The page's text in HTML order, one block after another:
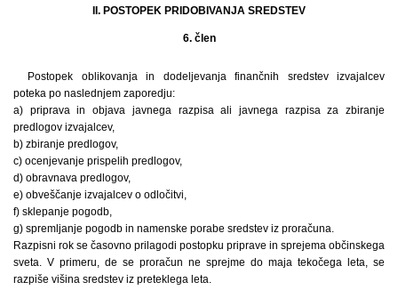
II. POSTOPEK PRIDOBIVANJA SREDSTEV
6. člen
Postopek oblikovanja in dodeljevanja finančnih sredstev izvajalcev
poteka po naslednjem zaporedju:
a) priprava in objava javnega razpisa ali javnega razpisa za zbiranje
predlogov izvajalcev,
b) zbiranje predlogov,
c) ocenjevanje prispelih predlogov,
d) obravnava predlogov,
e) obveščanje izvajalcev o odločitvi,
f) sklepanje pogodb,
g) spremljanje pogodb in namenske porabe sredstev iz proračuna.
Razpisni rok se časovno prilagodi postopku priprave in sprejema občinskega
sveta. V primeru, de se proračun ne sprejme do maja tekočega leta, se
razpiše višina sredstev iz preteklega leta.